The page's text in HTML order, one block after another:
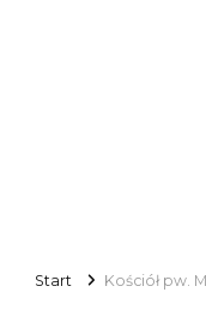
Start Kościół pw.